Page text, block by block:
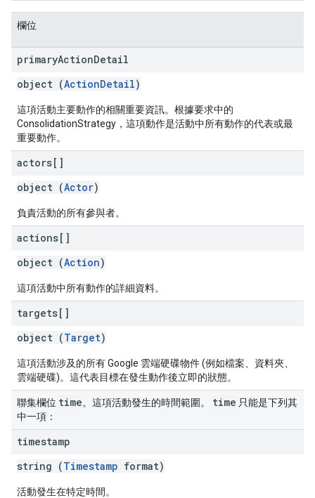
欄位
primaryActionDetail
object (ActionDetail)
這項活動主要動作的相關重要資訊。根據要求中的
ConsolidationStrategy，這項動作是活動中所有動作的代表或最
重要動作。
actors[]
object (Actor)
負責活動的所有參與者。
actions[]
object (Action)
這項活動中所有動作的詳細資料。
targets[]
object (Target)
這項活動涉及的所有 Google 雲端硬碟物件 (例如檔案、資料夾、
雲端硬碟)。這代表目標在發生動作後立即的狀態。
聯集欄位 time。這項活動發生的時間範圍。 time 只能是下列其
中一項：
timestamp
string (Timestamp format)
活動發生在特定時間。